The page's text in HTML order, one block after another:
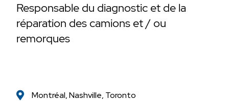
Responsable du diagnostic et de la
réparation des camions et / ou
remorques
Montréal,Nashville, Toronto